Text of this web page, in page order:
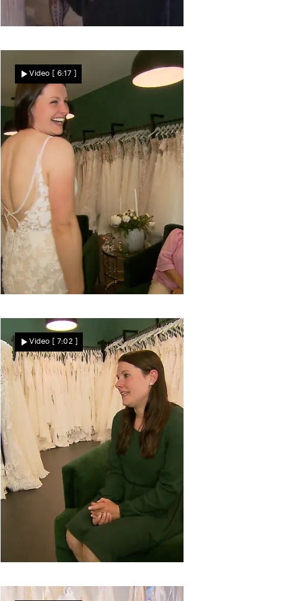
Findet auch Roland seinen
perfekten Look?
Endlich ein Kleid mit Wow-
Effekt!
Video [ 6:17 ]
Video [ 7:02 ]